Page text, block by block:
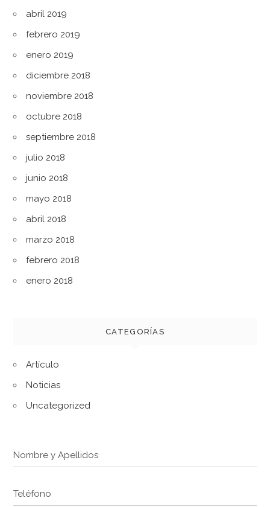
abril 2019
febrero 2019
enero 2019
diciembre 2018
noviembre 2018
octubre 2018
septiembre 2018
julio 2018
junio 2018
mayo 2018
abril 2018
marzo 2018
febrero 2018
enero 2018
CATEGORÍAS
Artículo
Noticias
Uncategorized